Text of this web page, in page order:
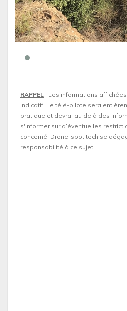
RAPPEL : Les informations
indicatif. Le télé-pilote sera
pratique et devra, au delà des
s'informer sur d’éventuelles
concerné. Drone-spot.tech se
responsabilité à ce sujet.